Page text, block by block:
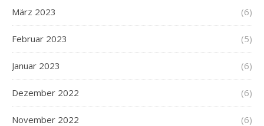
März 2023 (6)
Februar 2023 (5)
Januar 2023 (6)
Dezember 2022 (6)
November 2022 (6)